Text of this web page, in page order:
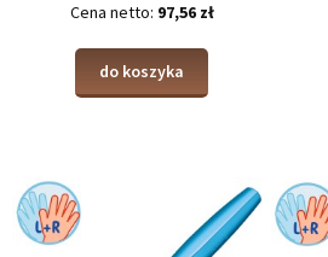
Cena netto: 97,56 zł
do koszyka